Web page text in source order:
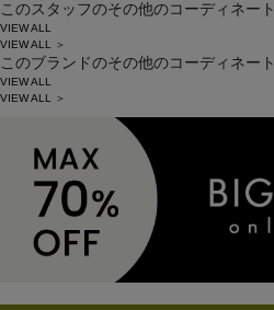
このスタッフのその他のコーディネート
VIEW ALL
VIEW ALL ＞
このブランドのその他のコーディネート
VIEW ALL
VIEW ALL ＞